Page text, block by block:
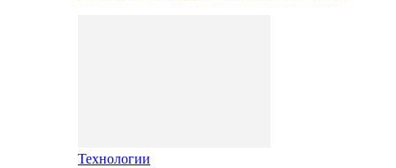
Технологии